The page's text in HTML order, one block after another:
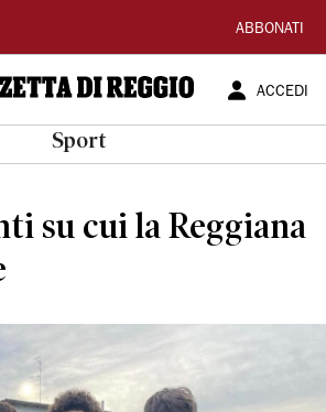
ABBONATI
ACCEDI
Sport
su cui la Reggiana